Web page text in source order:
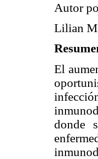
Autor
Lilian
El
donde